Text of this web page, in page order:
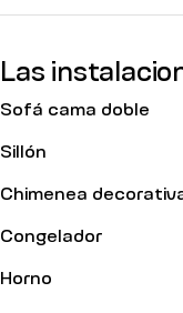
Las
Sofá cama doble
Sillón
Chimenea
Congelador
Horno